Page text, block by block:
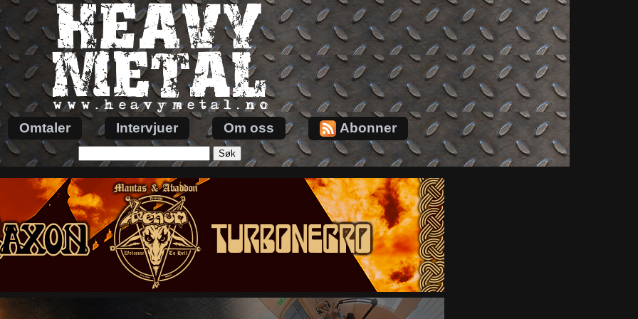
Omtaler Intervjuer Om oss Abonner
etter: